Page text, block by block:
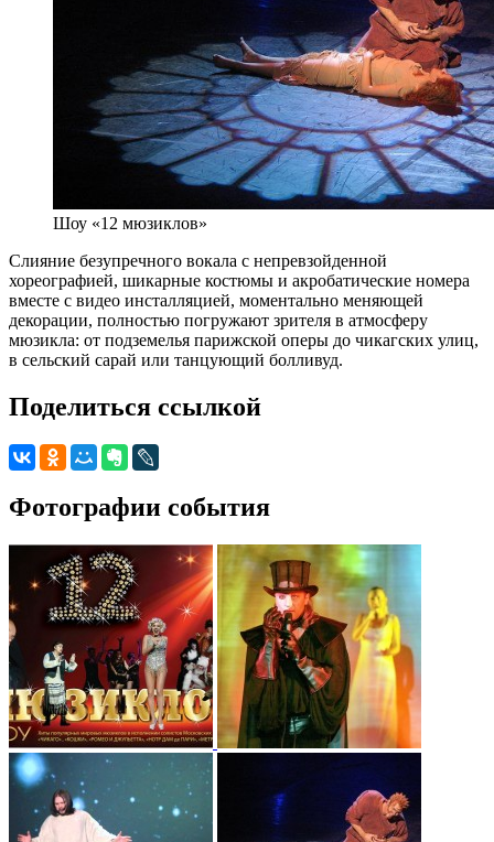
Шоу «12 мюзиклов»
Слияние безупречного вокала с непревзойденной
хореографией, шикарные костюмы и акробатические номера
вместе с видео инсталляцией, моментально меняющей
декорации, полностью погружают зрителя в атмосферу
мюзикла: от подземелья парижской оперы до чикагских улиц,
в сельский сарай или танцующий болливуд.
Поделиться ссылкой
Фотографии события